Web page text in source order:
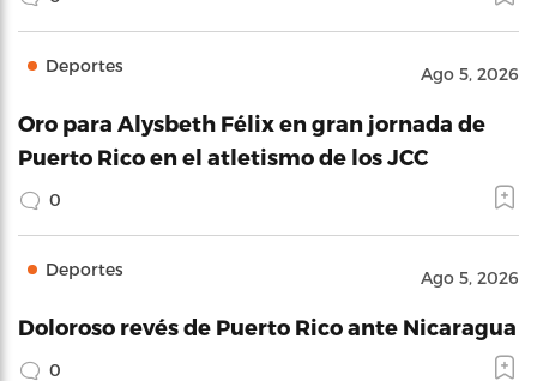
Deportes Ago 5, 2026
Oro para Alysbeth Félix en gran jornada de
Puerto Rico en el atletismo de los JCC
0
Deportes Ago 5, 2026
Doloroso revés de Puerto Rico ante Nicaragua
0